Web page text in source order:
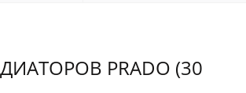
PRADO (30